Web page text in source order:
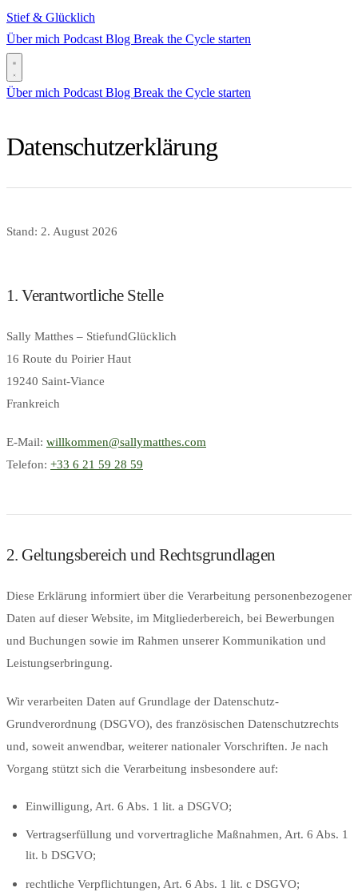
Stief & Glücklich
Über mich Podcast Blog Break the Cycle starten
Über mich Podcast Blog Break the Cycle starten
Datenschutzerklärung
Stand: 2. August 2026
1. Verantwortliche Stelle
Sally Matthes – StiefundGlücklich
16 Route du Poirier Haut
19240 Saint-Viance
Frankreich
E-Mail: willkommen@sallymatthes.com
Telefon: +33 6 21 59 28 59
2. Geltungsbereich und Rechtsgrundlagen
Diese Erklärung informiert über die Verarbeitung personenbezogener
Daten auf dieser Website, im Mitgliederbereich, bei Bewerbungen
und Buchungen sowie im Rahmen unserer Kommunikation und
Leistungserbringung.
Wir verarbeiten Daten auf Grundlage der Datenschutz-
Grundverordnung (DSGVO), des französischen Datenschutzrechts
und, soweit anwendbar, weiterer nationaler Vorschriften. Je nach
Vorgang stützt sich die Verarbeitung insbesondere auf:
Einwilligung, Art. 6 Abs. 1 lit. a DSGVO;
Vertragserfüllung und vorvertragliche Maßnahmen, Art. 6 Abs. 1
lit. b DSGVO;
rechtliche Verpflichtungen, Art. 6 Abs. 1 lit. c DSGVO;